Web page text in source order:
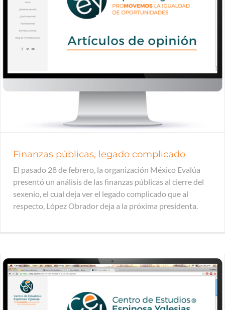
Finanzas públicas, legado complicado
El pasado 28 de febrero, la organización México Evalúa
presentó un análisis de las finanzas públicas al cierre del
sexenio, el cual deja ver el legado complicado que al
respecto, López Obrador deja a la próxima presidenta.